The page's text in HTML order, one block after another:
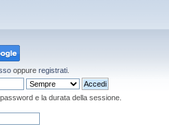
oppure registrati
e la durata della sessione.